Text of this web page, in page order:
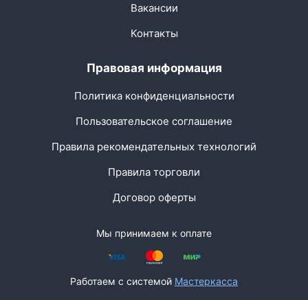
Вакансии
Контакты
Правовая информация
Политика конфиденциальности
Пользовательское соглашение
Правила рекомендательных технологий
Правила торговли
Договор оферты
Мы принимаем к оплате
Работаем с системой Мастеркасса